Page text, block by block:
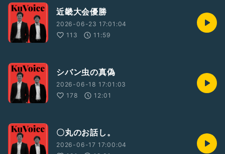
近畿大会優勝
2026-06-23 17:01:04
113
11:59
シバン虫の真偽
2026-06-18 17:01:03
178
12:01
〇丸のお話し。
2026-06-17 17:00:04